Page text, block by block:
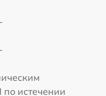
по истечении